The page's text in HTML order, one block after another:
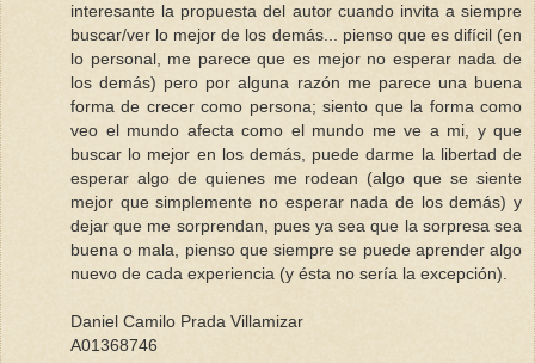
interesante la propuesta del autor cuando invita a siempre
buscar/ver lo mejor de los demás... pienso que es difícil (en
lo personal, me parece que es mejor no esperar nada de
los demás) pero por alguna razón me parece una buena
forma de crecer como persona; siento que la forma como
veo el mundo afecta como el mundo me ve a mi, y que
buscar lo mejor en los demás, puede darme la libertad de
esperar algo de quienes me rodean (algo que se siente
mejor que simplemente no esperar nada de los demás) y
dejar que me sorprendan, pues ya sea que la sorpresa sea
buena o mala, pienso que siempre se puede aprender algo
nuevo de cada experiencia (y ésta no sería la excepción).
Daniel Camilo Prada Villamizar
A01368746